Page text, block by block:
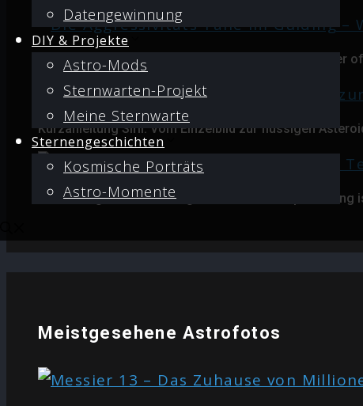
Datengewinnung
DIY & Projekte
Astro-Mods
Sternwarten-Projekt
Meine Sternwarte
Sternengeschichten
Kosmische Porträts
Astro-Momente
Die Aggressivitäts-Falle im Guiding – Warum weniger
Kurzanleitung Siril: Vom Einzelbild zur flüssigen
Astrofotografie-Auflösung: Wie viel Teleskop-Öffnung
Meistgesehene Astrofotos